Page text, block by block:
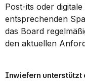
Post-its oder
entsprechenden
das Board
den aktuellen
Inwiefern unterstützt